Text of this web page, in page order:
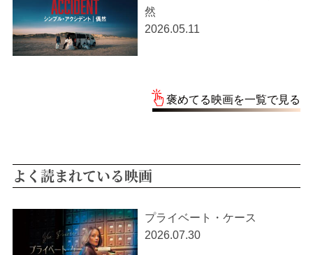
然
2026.05.11
褒めてる映画を一覧で見る
よく読まれている映画
プライベート・ケース
2026.07.30